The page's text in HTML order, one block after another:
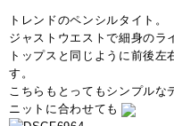
トレンドのペンシルタイト。
ジャストウエストで細身のラ
トップスと同じように前後左
す。
こちらもとってもシンプルな
ニットに合わせても